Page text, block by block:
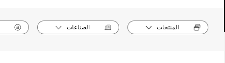
المنتجات الصناعات